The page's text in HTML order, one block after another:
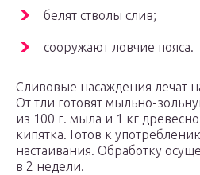
белят стволы слив;
сооружают ловчие пояса.
Сливовые насаждения лечат
От тли готовят мыльно-
из 100 г. мыла и 1 кг
кипятка. Готов к
настаивания. Обработку
в 2 недели.